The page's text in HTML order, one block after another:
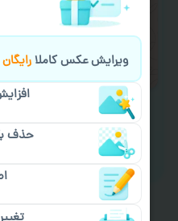
لازم را انجام دهید.
ایمیل جهت ثبت
ویرایش عکس کاملارایگان
حذف